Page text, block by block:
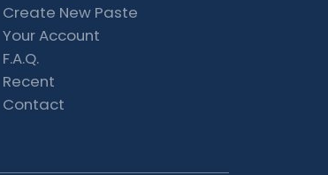
Create New Paste
Your Account
F.A.Q.
Recent
Contact